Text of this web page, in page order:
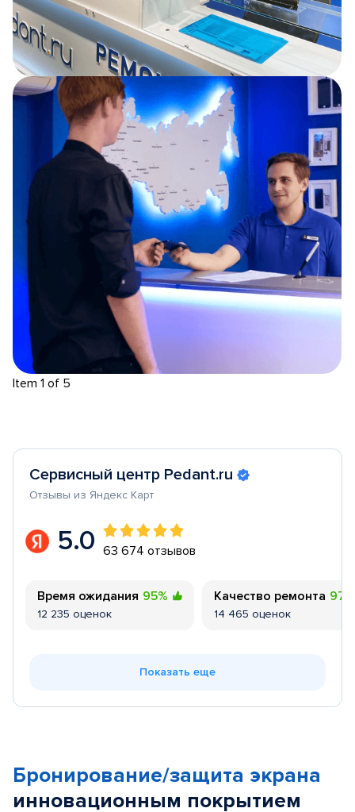
Item 1 of 5
Сервисный центр Pedant.ru
Отзывы из Яндекс Карт
5.0 63 674 отзывов
Время ожидания 95%
12 235 оценок
Качество ремонта 97%
14 465 оценок
Показать еще
Бронирование/защита экрана
инновационным покрытием